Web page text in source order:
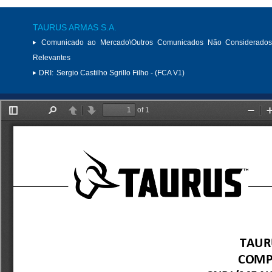
TAURUS ARMAS S.A.
Comunicado ao Mercado\Outros Comunicados Não
Relevantes
DRI: Sergio Castilho Sgrillo Filho - (FCA V1)